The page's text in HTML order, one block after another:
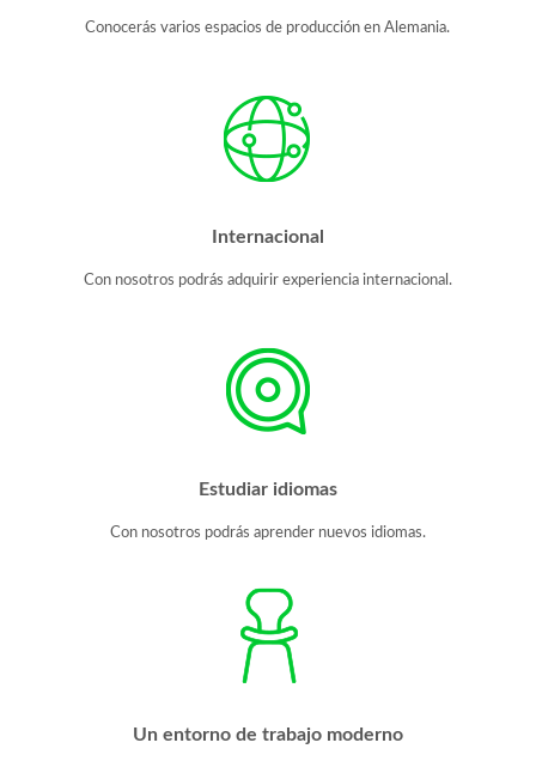
Conocerás varios espacios de producción en Alemania.
Internacional
Con nosotros podrás adquirir experiencia internacional.
Estudiar idiomas
Con nosotros podrás aprender nuevos idiomas.
Un entorno de trabajo moderno